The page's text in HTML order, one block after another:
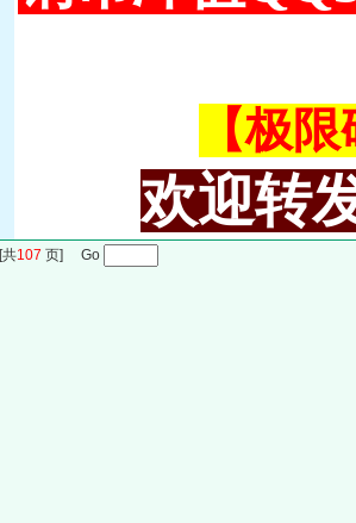
【极
欢迎转
[共107 页] Go